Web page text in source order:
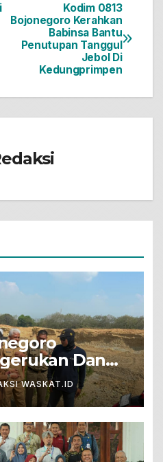
Kodim 0813
Bojonegoro Kerahkan
Babinsa Bantu
Penutupan Tanggul
Jebol Di
Kedungprimpen
Dan
Dari Lahan
WASKAT.ID